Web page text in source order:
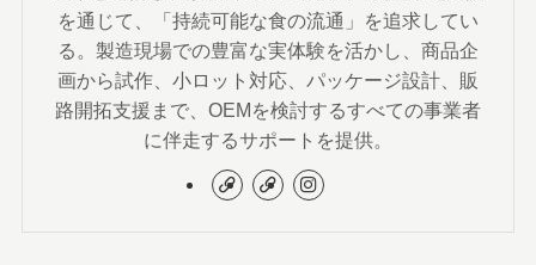
を通じて、「持続可能な食の流通」を追求してい
る。製造現場での豊富な実体験を活かし、商品企
画から試作、小ロット対応、パッケージ設計、販
路開拓支援まで、OEMを検討するすべての事業者
に伴走するサポートを提供。